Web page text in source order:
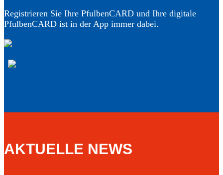
Registrieren Sie Ihre PfulbenCARD und Ihre digitale
PfulbenCARD ist in der App immer dabei.
AKTUELLE NEWS